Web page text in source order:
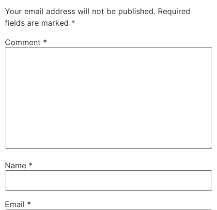
Your email address will not be published. Required
fields are marked *
Comment *
Name *
Email *